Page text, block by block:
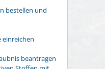
bestellen und
einreichen
beantragen